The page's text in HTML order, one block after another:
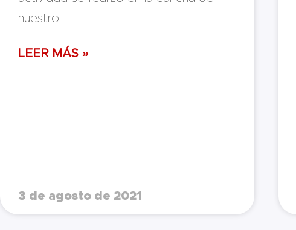
nuestro
LEER MÁS »
3 de agosto de 2021